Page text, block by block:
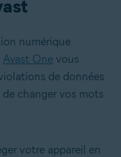
numérique
Avast One vous
de données
changer vos mots
votre appareil en